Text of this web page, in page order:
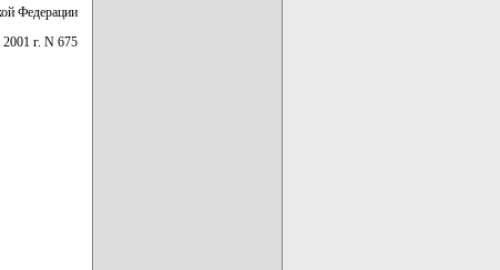
Федерации
2001 г. N 675